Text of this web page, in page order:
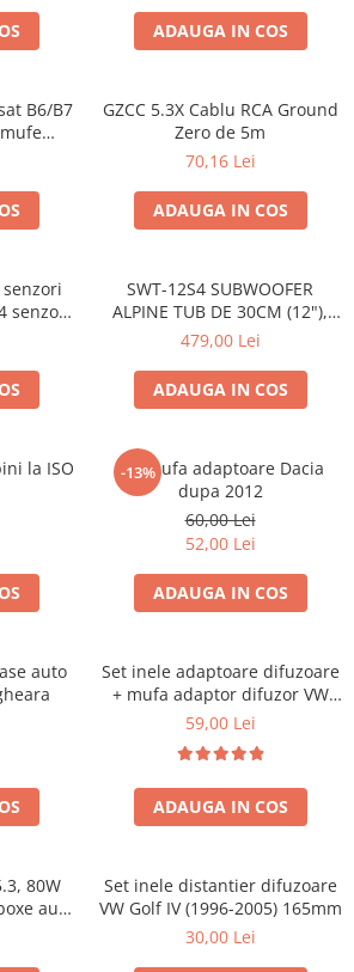
ADAUGA IN COS
B6/B7
604C
GZCC 5.3X Cablu RCA Ground
Zero de 5m
70,16 Lei
ADAUGA IN COS
senzori
SWT-12S4 SUBWOOFER
ALPINE TUB DE 30CM (12"),
1000W
479,00 Lei
ADAUGA IN COS
la ISO
-13%
Set mufa adaptoare Dacia
dupa 2012
60,00 Lei
52,00 Lei
ADAUGA IN COS
auto
Set inele adaptoare difuzoare
+ mufa adaptor difuzor VW
Golf IV
59,00 Lei
ADAUGA IN COS
80W
auto
Set inele distantier difuzoare
VW Golf IV (1996-2005) 165mm
30,00 Lei